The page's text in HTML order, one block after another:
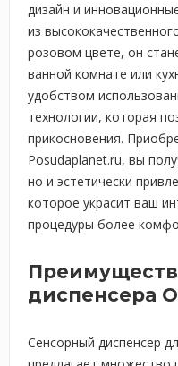
дизайн и
из
розовом цвете, он
ванной комнате или
удобством
технологии, которая
прикосновения.
Posudaplanet.ru, вы
но и эстетически
которое украсит ваш
процедуры более
диспенсера
Сенсорный диспенсер